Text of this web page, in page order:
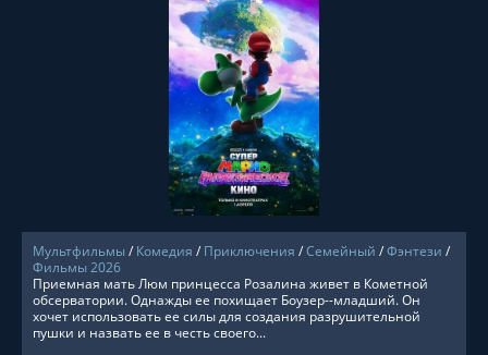
СМОТРЕТЬ ОНЛАЙН
Мультфильмы/ Комедия / Приключения /Семейный /Фэнтези /
Фильмы 2026
Приемная мать Люм принцесса Розалина живет в Кометной
обсерватории. Однажды ее похищает Боузер--младший. Он
хочет использовать ее силы для создания разрушительной
пушки и назвать ее в честь своего...